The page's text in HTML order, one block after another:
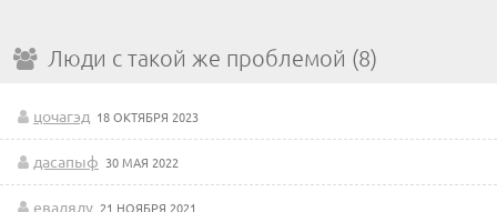
Люди с такой же проблемой (8)
цочагэд 18 ОКТЯБРЯ 2023
дасапыф 30 МАЯ 2022
евадялу 21 НОЯБРЯ 2021